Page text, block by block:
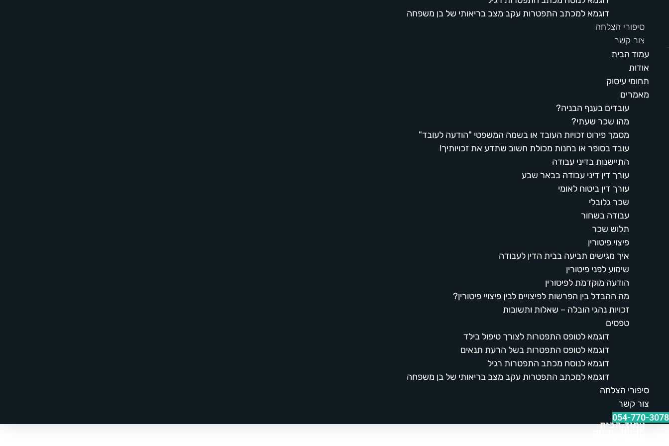
דוגמא למכתב התפטרות עקב מצב בריאותי של בן משפחה
סיפורי הצלחה
צור קשר
עמוד הבית
אודות
תחומי עיסוק
מאמרים
עובדים בענף הבניה?
מהו שכר שעתי?
מסמך פירוט זכויות העובד או בשמה המשפטי "הודעה לעובד"
עובד בסופר או בחנות מכולת חשוב שתדע את זכויותיך!
התיישנות בדיני עבודה
עורך דין דיני עבודה בבאר שבע
עורך דין ביטוח לאומי
שכר גלובלי
עבודה בשחור
תלוש שכר
פיצוי פיטורין
איך מגישים תביעה בבית הדין לעבודה
שימוע לפני פיטורין
הודעה מוקדמת לפיטורין
מה ההבדל בין הפרשות לפיצויים לבין פיצויי פיטורין?
זכויות נהגי הובלה – שאלות ותשובות
טפסים
דוגמא לטופס התפטרות לצורך טיפול בילד
דוגמא לטופס התפטרות בשל הרעת תנאים
דוגמא לנוסח מכתב התפטרות רגיל
דוגמא למכתב התפטרות עקב מצב בריאותי של בן משפחה
סיפורי הצלחה
צור קשר
054-770-3078
עמוד הבית
אודות